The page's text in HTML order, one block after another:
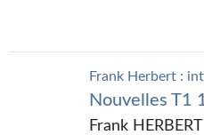
Revue de presse
Récompenses
Frank Herbert :
Nouvelles T1
Frank HERBERT